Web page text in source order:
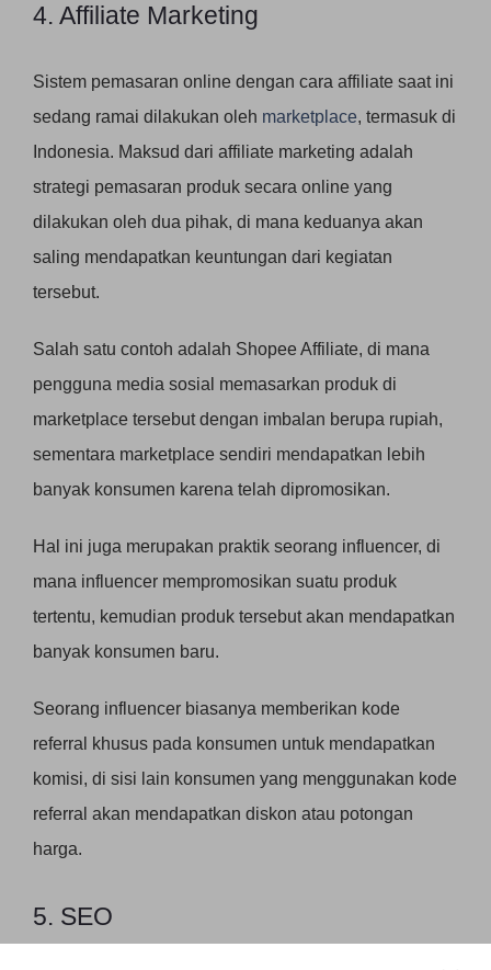
4. Affiliate Marketing
Sistem pemasaran online dengan cara affiliate saat ini
sedang ramai dilakukan oleh marketplace, termasuk di
Indonesia. Maksud dari affiliate marketing adalah
strategi pemasaran produk secara online yang
dilakukan oleh dua pihak, di mana keduanya akan
saling mendapatkan keuntungan dari kegiatan
tersebut.
Salah satu contoh adalah Shopee Affiliate, di mana
pengguna media sosial memasarkan produk di
marketplace tersebut dengan imbalan berupa rupiah,
sementara marketplace sendiri mendapatkan lebih
banyak konsumen karena telah dipromosikan.
Hal ini juga merupakan praktik seorang influencer, di
mana influencer mempromosikan suatu produk
tertentu, kemudian produk tersebut akan mendapatkan
banyak konsumen baru.
Seorang influencer biasanya memberikan kode
referral khusus pada konsumen untuk mendapatkan
komisi, di sisi lain konsumen yang menggunakan kode
referral akan mendapatkan diskon atau potongan
harga.
5. SEO